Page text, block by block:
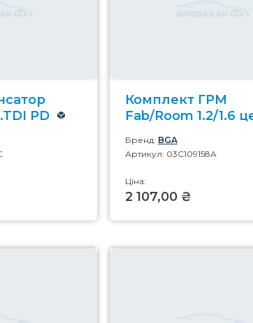
PD
Комплект ГРМ
Fab/Room 1.2/1.6
Бренд: BGA
Артикул: 03C109158A
Ціна:
2 107,00 ₴